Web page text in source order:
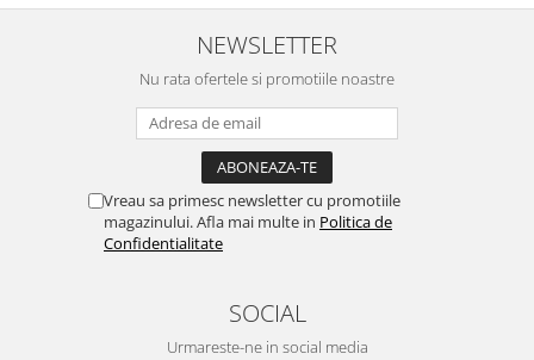
NEWSLETTER
Nu rata ofertele si promotiile noastre
Vreau sa primesc newsletter cu promotiile
magazinului. Afla mai multe in Politica de
Confidentialitate
SOCIAL
Urmareste-ne in social media